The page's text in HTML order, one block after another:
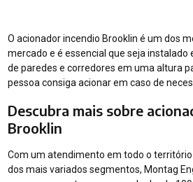
O acionador incendio Brooklin é um dos
mercado e é essencial que seja
de paredes e corredores em uma altura
pessoa consiga acionar em caso de
Descubra mais sobre
Brooklin
Com um atendimento em todo o
dos mais variados segmentos, Montag